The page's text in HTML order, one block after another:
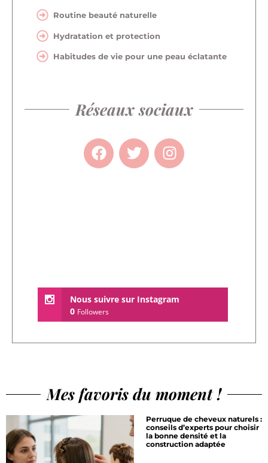
Routine beauté naturelle
Hydratation et protection
Habitudes de vie pour une peau éclatante
Réseaux sociaux
Nous suivre sur Instagram
0 Followers
Mes favoris du moment !
Perruque de cheveux naturels :
conseils d’experts pour choisir
la bonne densité et la
construction adaptée